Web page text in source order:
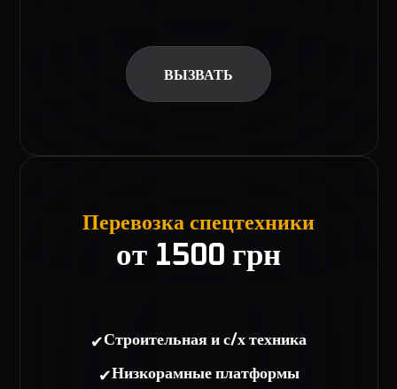
ВЫЗВАТЬ
Перевозка спецтехники
от 1500 грн
✔Строительная и с/х техника
✔Низкорамные платформы